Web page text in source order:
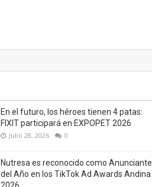
En el futuro, los héroes tienen 4 patas:
FIXIT participará en EXPOPET 2026
Julio 28, 2026 0
Nutresa es reconocido como Anunciante
del Año en los TikTok Ad Awards Andina
2026